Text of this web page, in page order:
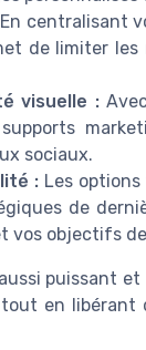
En centralisant
de limiter
visuelle :
sociaux.
:Les options
de
vos objectifs
puissant
en